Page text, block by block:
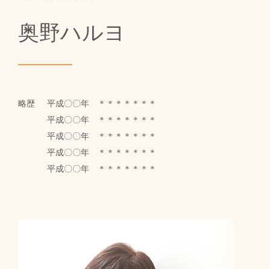
奥野ハルヨ
略歴
平成〇〇年 ＊＊＊＊＊＊＊
平成〇〇年 ＊＊＊＊＊＊＊
平成〇〇年 ＊＊＊＊＊＊＊
平成〇〇年 ＊＊＊＊＊＊＊
平成〇〇年 ＊＊＊＊＊＊＊